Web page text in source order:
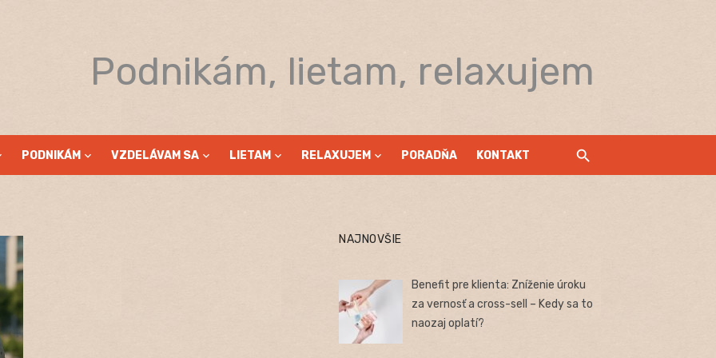
Podnikám, lietam, relaxujem
PODNIKÁM VZDELÁVAM SA LIETAM RELAXUJEM PORADŇA KONTAKT
NAJNOVŠIE
Benefit pre klienta: Zníženie úroku
za vernosť a cross-sell – Kedy sa to
naozaj oplatí?